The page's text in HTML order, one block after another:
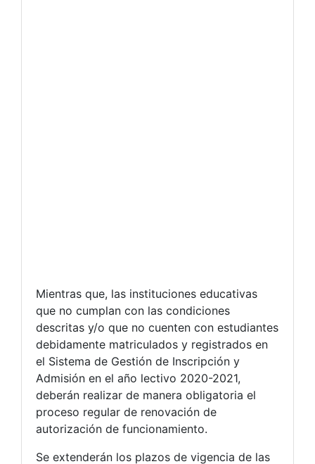
Mientras que, las instituciones educativas
que no cumplan con las condiciones
descritas y/o que no cuenten con estudiantes
debidamente matriculados y registrados en
el Sistema de Gestión de Inscripción y
Admisión en el año lectivo 2020-2021,
deberán realizar de manera obligatoria el
proceso regular de renovación de
autorización de funcionamiento.
Se extenderán los plazos de vigencia de las